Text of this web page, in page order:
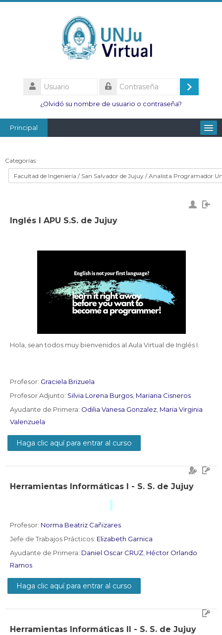
Usuario
Contraseña
Acceder
¿Olvidó su nombre de usuario o contraseña?
Principal
Escuelas
Esc. Minas
Docentes
Categorías:
Inglés I APU S.S. de Jujuy
Hola, sean todos muy bienvenidos al Aula Virtual de Inglés I.
Profesor: Graciela Brizuela
Profesor Adjunto: Silvia Lorena Burgos Mariana Cisneros
Ayudante de Primera: Odilia Vanesa Gonzalez Maria Virginia
Valenzuela
Haga clic aquí para entrar al curso
Herramientas Informáticas I - S. S. de Jujuy
Profesor: Norma Beatriz Cañizares
Jefe de Trabajos Prácticos: Elizabeth Garnica
Ayudante de Primera: Daniel Oscar CRUZ Héctor Orlando
Ramos
Haga clic aquí para entrar al curso
Herramientas Informáticas II - S. S. de Jujuy